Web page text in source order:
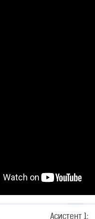
Асистент 1: